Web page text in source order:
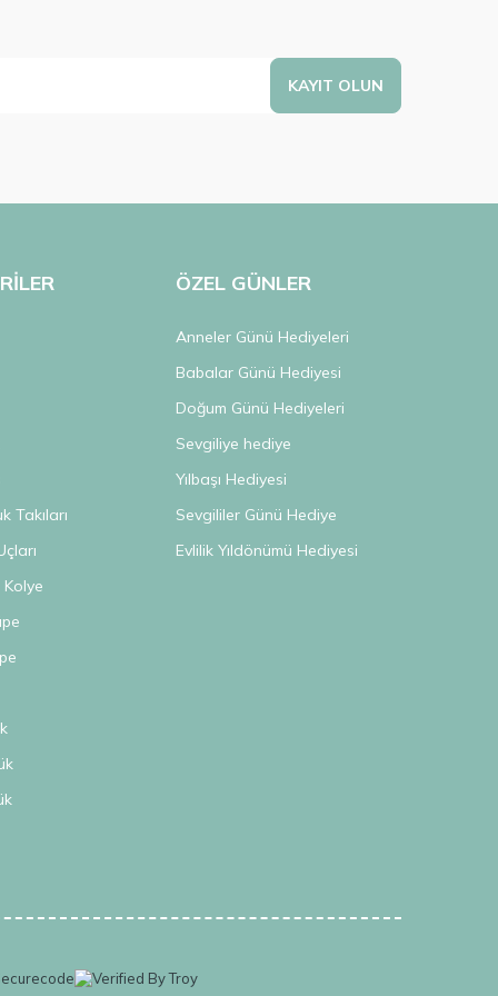
KAYIT OLUN
Takıları
Kolye
ÖZEL GÜNLER
Anneler Günü Hediyeleri
Babalar Günü Hediyesi
Doğum Günü Hediyeleri
Sevgiliye hediye
Yılbaşı Hediyesi
Sevgililer Günü Hediye
Evlilik Yıldönümü Hediyesi